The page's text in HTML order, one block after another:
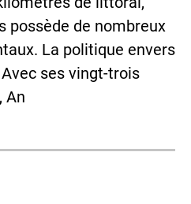
possède de nombreux
La politique envers
ses vingt-trois
An